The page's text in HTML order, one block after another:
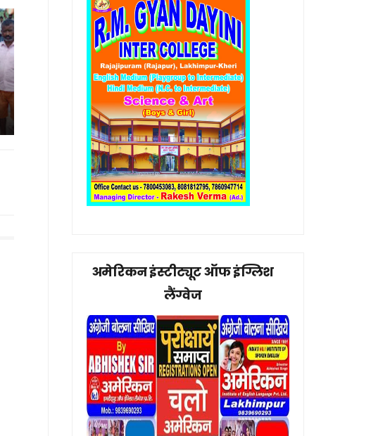
अमेरिकन इंस्टीट्यूट ऑफ इंग्लिश
लैंग्वेज